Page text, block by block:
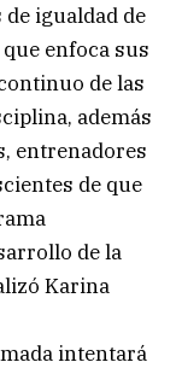
igualdad de
enfoca sus
de las
además
entrenadores
de que
de la
Karina
intentará